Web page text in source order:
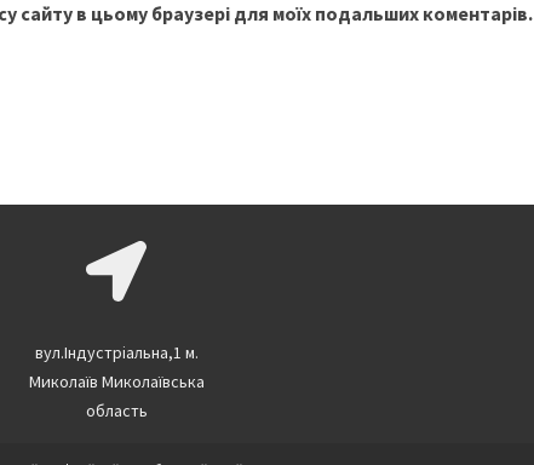
сайту в цьому браузері для моїх подальших коментарів.
вул.Індустріальна,1 м.
Миколаїв Миколаївська
область